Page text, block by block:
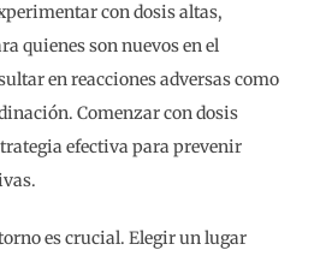
con dosis altas,
quienes son nuevos en el
en reacciones adversas como
Comenzar con dosis
efectiva para prevenir
es crucial. Elegir un lugar